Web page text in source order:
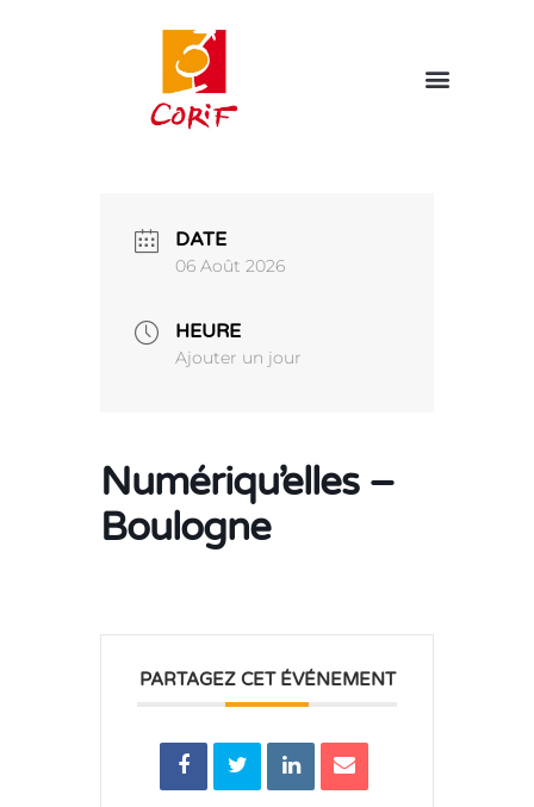
DATE
06 Août 2026
HEURE
Ajouter un jour
Numériqu’elles –
Boulogne
PARTAGEZ CET ÉVÉNEMENT